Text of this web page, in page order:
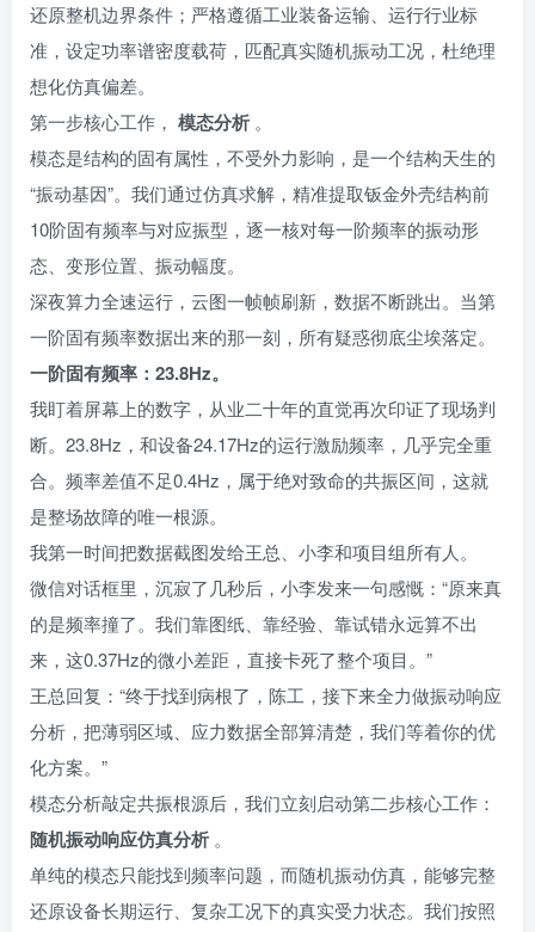
还原整机边界条件；严格遵循工业装备运输、运行行业标
准，设定功率谱密度载荷，匹配真实随机振动工况，杜绝理
想化仿真偏差。
第一步核心工作， 模态分析 。
模态是结构的固有属性，不受外力影响，是一个结构天生的
“振动基因”。我们通过仿真求解，精准提取钣金外壳结构前
10阶固有频率与对应振型，逐一核对每一阶频率的振动形
态、变形位置、振动幅度。
深夜算力全速运行，云图一帧帧刷新，数据不断跳出。当第
一阶固有频率数据出来的那一刻，所有疑惑彻底尘埃落定。
一阶固有频率：23.8Hz。
我盯着屏幕上的数字，从业二十年的直觉再次印证了现场判
断。23.8Hz，和设备24.17Hz的运行激励频率，几乎完全重
合。频率差值不足0.4Hz，属于绝对致命的共振区间，这就
是整场故障的唯一根源。
我第一时间把数据截图发给王总、小李和项目组所有人。
微信对话框里，沉寂了几秒后，小李发来一句感慨：“原来真
的是频率撞了。我们靠图纸、靠经验、靠试错永远算不出
来，这0.37Hz的微小差距，直接卡死了整个项目。”
王总回复：“终于找到病根了，陈工，接下来全力做振动响应
分析，把薄弱区域、应力数据全部算清楚，我们等着你的优
化方案。”
模态分析敲定共振根源后，我们立刻启动第二步核心工作：
随机振动响应仿真分析 。
单纯的模态只能找到频率问题，而随机振动仿真，能够完整
还原设备长期运行、复杂工况下的真实受力状态。我们按照